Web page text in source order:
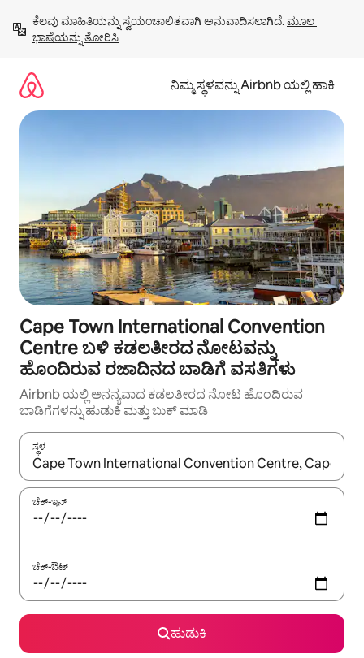
ಹೋಗಿ
ಕೆಲವು ಮಾಹಿತಿಯನ್ನು ಸ್ವಯಂಚಾಲಿತವಾಗಿ ಅನುವಾದಿಸಲಾಗಿದೆ. ಮೂಲ
ಭಾಷೆಯನ್ನು ತೋರಿಸಿ
ನಿಮ್ಮ ಸ್ಥಳವನ್ನು Airbnb ಯಲ್ಲಿ ಹಾಕಿ
Cape Town International Convention
Centre ಬಳಿ ಕಡಲತೀರದ ನೋಟವನ್ನು
ಹೊಂದಿರುವ ರಜಾದಿನದ ಬಾಡಿಗೆ ವಸತಿಗಳು
Airbnb ಯಲ್ಲಿ ಅನನ್ಯವಾದ ಕಡಲತೀರದ ನೋಟ ಹೊಂದಿರುವ
ಬಾಡಿಗೆಗಳನ್ನು ಹುಡುಕಿ ಮತ್ತು ಬುಕ್ ಮಾಡಿ
ಸ್ಥಳ
ಫಲಿತಾಂಶಗಳು ಲಭ್ಯವಿರುವಾಗ, ಅಪ್ ಮತ್ತು ಡೌನ್ ಬಾಣದ ಕೀಲಿಗಳೊಂದಿಗೆ
ಚೆಕ್-ಇನ್
ಚೆಕ್-ಔಟ್
ಹುಡುಕಿ